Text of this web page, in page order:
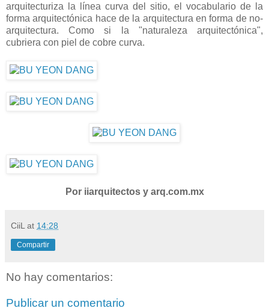
arquitecturiza la línea curva del sitio, el vocabulario de la
forma arquitectónica hace de la arquitectura en forma de no-
arquitectura. Como si la "naturaleza arquitectónica",
cubriera con piel de cobre curva.
Por iiarquitectos y arq.com.mx
CiiL at 14:28
Compartir
No hay comentarios:
Publicar un comentario